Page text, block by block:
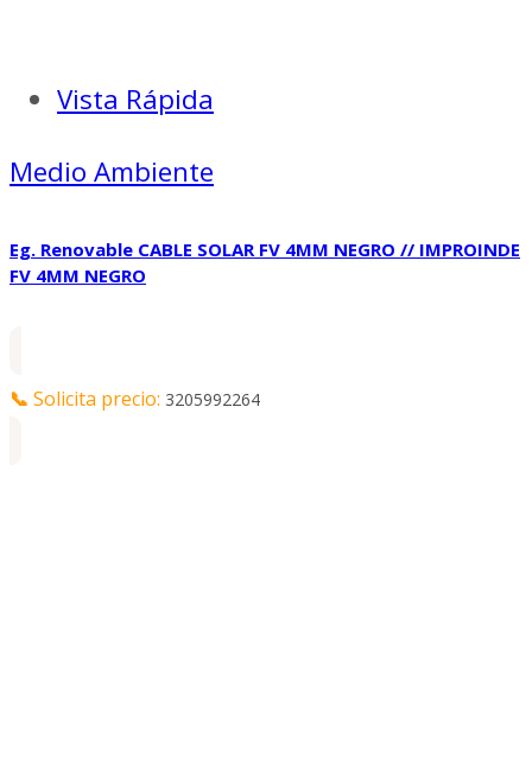
Vista Rápida
Medio Ambiente
Eg. Renovable CABLE SOLAR FV 4MM NEGRO // IMPROINDE
FV 4MM NEGRO
📞 Solicita precio: 3205992264